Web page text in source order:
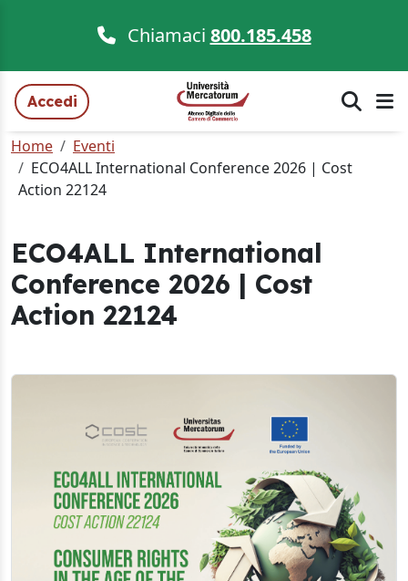
Chiamaci 800.185.458
Accedi
Home
Eventi
ECO4ALL International Conference 2026 | Cost
Action 22124
ECO4ALL International
Conference 2026 | Cost
Action 22124